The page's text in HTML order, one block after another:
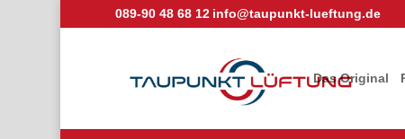
089-90 48 68 12 info@taupunkt-lueftung.de
Das Original